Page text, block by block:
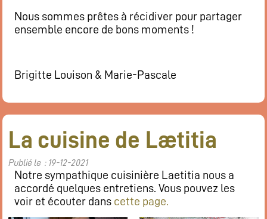
Nous sommes prêtes à récidiver pour partager
ensemble encore de bons moments !
Brigitte Louison & Marie-Pascale
La cuisine de Lætitia
Publié le : 19-12-2021
Notre sympathique cuisinière Laetitia nous a
accordé quelques entretiens. Vous pouvez les
voir et écouter dans cette page.